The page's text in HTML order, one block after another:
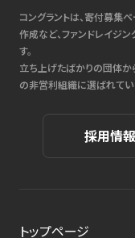
コングラントは、寄付募集
作成など、ファンドレイジ
す。
立ち上げたばかりの団体
の非営利組織に選ばれてい
採用情報
トップページ